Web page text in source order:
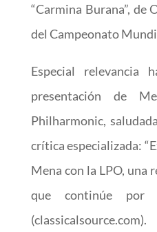
“Carmina Burana”, de
del Campeonato
Especial relevancia
presentación de
Philharmonic,
crítica especializada:
Mena con la LPO, una
que continúe por
(classicalsource.com).